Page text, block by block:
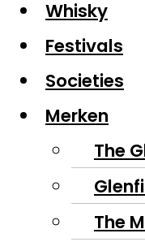
Whisky
Festivals
Societies
Merken
The
The